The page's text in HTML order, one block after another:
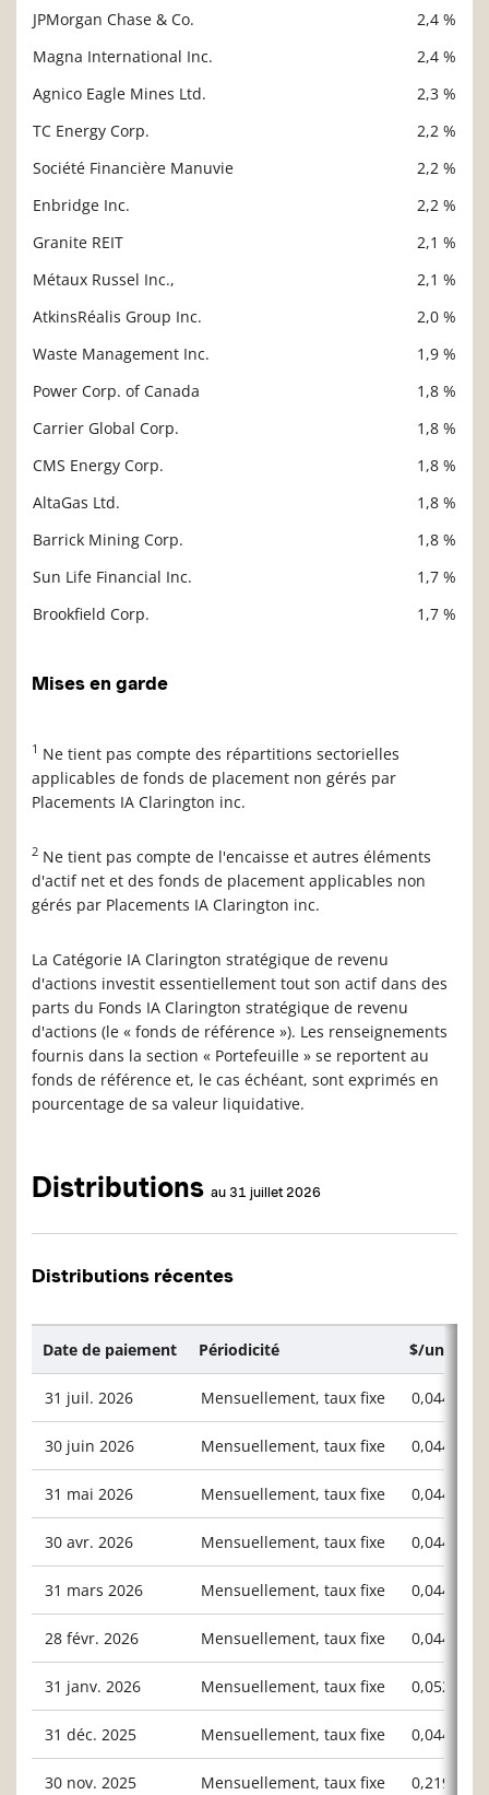
JPMorgan Chase & Co.
2,4 %
Magna International Inc.
2,4 %
Agnico Eagle Mines Ltd.
2,3 %
TC Energy Corp.
2,2 %
Société Financière Manuvie
2,2 %
Enbridge Inc.
2,2 %
Granite REIT
2,1 %
Métaux Russel Inc.,
2,1 %
AtkinsRéalis Group Inc.
2,0 %
Waste Management Inc.
1,9 %
Power Corp. of Canada
1,8 %
Carrier Global Corp.
1,8 %
CMS Energy Corp.
1,8 %
AltaGas Ltd.
1,8 %
Barrick Mining Corp.
1,8 %
Sun Life Financial Inc.
1,7 %
Brookfield Corp.
1,7 %
Mises en garde
1 Ne tient pas compte des répartitions sectorielles
applicables de fonds de placement non gérés par
Placements IA Clarington inc.
2 Ne tient pas compte de l'encaisse et autres éléments
d'actif net et des fonds de placement applicables non
gérés par Placements IA Clarington inc.
La Catégorie IA Clarington stratégique de revenu
d'actions investit essentiellement tout son actif dans des
parts du Fonds IA Clarington stratégique de revenu
d'actions (le « fonds de référence »). Les renseignements
fournis dans la section « Portefeuille » se reportent au
fonds de référence et, le cas échéant, sont exprimés en
pourcentage de sa valeur liquidative.
Distributions au 31 juillet 2026
Distributions récentes
Date de paiement Périodicité $/unité
31 juil. 2026 Mensuellement, taux fixe 0,04400
30 juin 2026 Mensuellement, taux fixe 0,04400
31 mai 2026 Mensuellement, taux fixe 0,04400
30 avr. 2026 Mensuellement, taux fixe 0,04400
31 mars 2026 Mensuellement, taux fixe 0,04400
28 févr. 2026 Mensuellement, taux fixe 0,04400
31 janv. 2026 Mensuellement, taux fixe 0,05290
31 déc. 2025 Mensuellement, taux fixe 0,04400
30 nov. 2025 Mensuellement, taux fixe 0,21934